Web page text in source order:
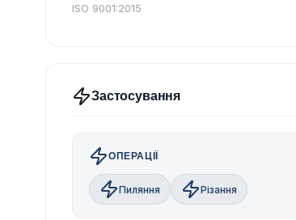
ISO 9001:2015
Застосування
ОПЕРАЦІЇ
Пиляння Різання